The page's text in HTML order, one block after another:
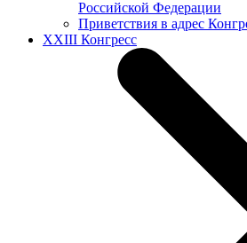
Российской Федерации
Приветствия в адрес
XXIII Конгресс